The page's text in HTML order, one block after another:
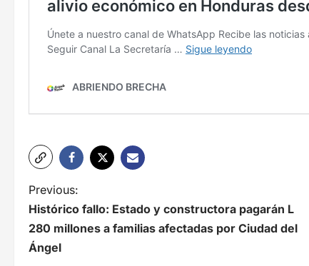
N
a
v
Previous:
Histórico fallo: Estado y constructora pagarán L
280 millones a familias afectadas por Ciudad del
Ángel